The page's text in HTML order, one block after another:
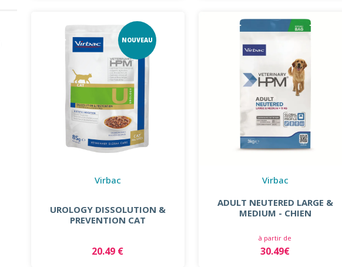
NOUVEAU
Virbac
UROLOGY DISSOLUTION &
PREVENTION CAT
20.49 €
Virbac
ADULT NEUTERED LARGE &
MEDIUM - CHIEN
à partir de
30.49€